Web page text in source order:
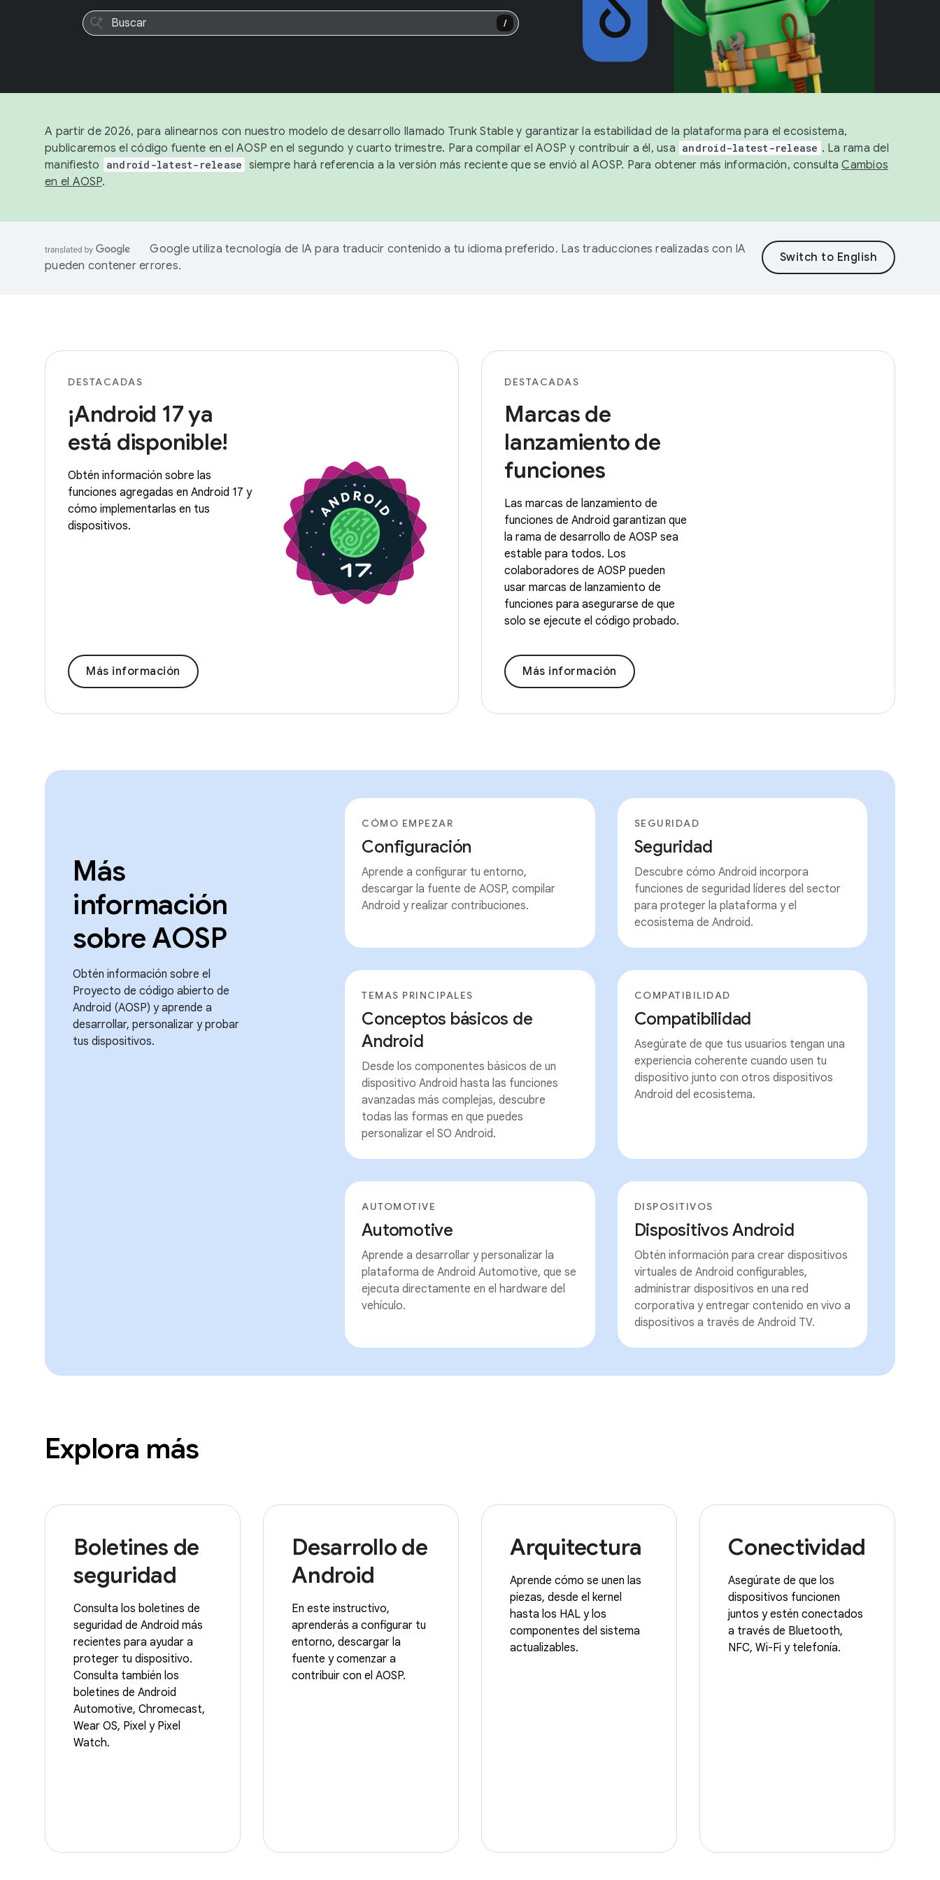
/
A partir de 2026, para alinearnos con nuestro modelo de desarrollo llamado Trunk Stable y garantizar la estabilidad de la plataforma para el ecosistema,
publicaremos el código fuente en el AOSP en el segundo y cuarto trimestre. Para compilar el AOSP y contribuir a él, usa android-latest-release . La rama del
manifiesto
android-latest-release siempre hará referencia a la versión más reciente que se envió al AOSP. Para obtener más información, consultaCambios
en el AOSP.
Google utiliza tecnología de IA para traducir contenido a tu idioma preferido. Las traducciones realizadas con IA
pueden contener errores.
DESTACADAS
¡Android 17 ya
está disponible!
Obtén información sobre las
funciones agregadas en Android 17 y
cómo implementarlas en tus
dispositivos.
Más información
DESTACADAS
Marcas de
lanzamiento de
funciones
Las marcas de lanzamiento de
funciones de Android garantizan que
la rama de desarrollo de AOSP sea
estable para todos. Los
colaboradores de AOSP pueden
usar marcas de lanzamiento de
funciones para asegurarse de que
solo se ejecute el código probado.
Más información
Más
información
sobre AOSP
Obtén información sobre el
Proyecto de código abierto de
Android (AOSP) y aprende a
desarrollar, personalizar y probar
tus dispositivos.
CÓMO EMPEZAR
Configuración
Aprende a configurar tu entorno,
descargar la fuente de AOSP, compilar
Android y realizar contribuciones.
SEGURIDAD
Seguridad
Descubre cómo Android incorpora
funciones de seguridad líderes del sector
para proteger la plataforma y el
ecosistema de Android.
TEMAS PRINCIPALES
Conceptos básicos de
Android
Desde los componentes básicos de un
dispositivo Android hasta las funciones
avanzadas más complejas, descubre
todas las formas en que puedes
personalizar el SO Android.
COMPATIBILIDAD
Compatibilidad
Asegúrate de que tus usuarios tengan una
experiencia coherente cuando usen tu
dispositivo junto con otros dispositivos
Android del ecosistema.
AUTOMOTIVE
Automotive
Aprende a desarrollar y personalizar la
plataforma de Android Automotive, que se
ejecuta directamente en el hardware del
vehículo.
DISPOSITIVOS
Dispositivos Android
Obtén información para crear dispositivos
virtuales de Android configurables,
administrar dispositivos en una red
corporativa y entregar contenido en vivo a
dispositivos a través de Android TV.
Explora más
Boletines de
seguridad
Consulta los boletines de
seguridad de Android más
recientes para ayudar a
proteger tu dispositivo.
Consulta también los
boletines de Android
Automotive, Chromecast,
Wear OS, Pixel y Pixel
Watch.
Desarrollo de
Android
En este instructivo,
aprenderás a configurar tu
entorno, descargar la
fuente y comenzar a
contribuir con el AOSP.
Arquitectura
Aprende cómo se unen las
piezas, desde el kernel
hasta los HAL y los
componentes del sistema
actualizables.
Conectividad
Asegúrate de que los
dispositivos funcionen
juntos y estén conectados
a través de Bluetooth,
NFC, Wi-Fi y telefonía.